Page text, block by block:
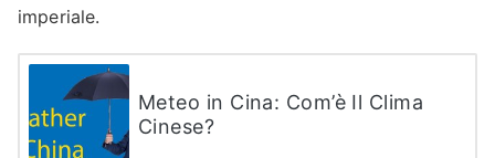
imperiale.
Meteo in Cina: Com’è Il Clima
Cinese?